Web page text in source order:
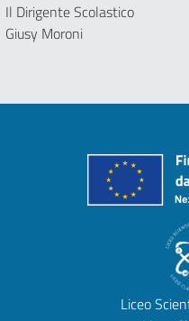
Il Dirigente Scolastico
Giusy Moroni
Liceo